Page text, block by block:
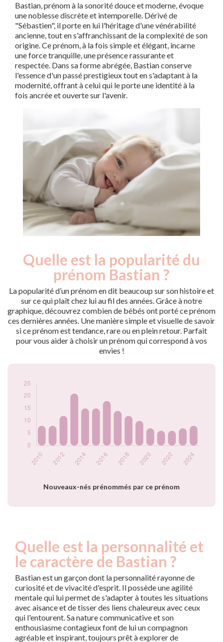
Bastian, prénom à la sonorité douce et moderne, évoque
une noblesse discrète et intemporelle. Dérivé de
"Sébastien", il porte en lui l'héritage d'une vénérabilité
ancienne, tout en s'affranchissant de la complexité de son
origine. Ce prénom, à la fois simple et élégant, incarne
une force tranquille, une présence rassurante et
respectée. Dans sa forme abrégée, Bastian conserve
l'essence d'un passé prestigieux tout en s'adaptant à la
modernité, offrant à celui qui le porte une identité à la
fois ancrée et ouverte sur l'avenir.
Quelle est la popularité du
prénom Bastian ?
La popularité d’un prénom en dit beaucoup sur son histoire et
sur ce qui plaît chez lui au fil des années. Grâce à notre
graphique, découvrez combien de bébés ont porté ce prénom
ces dernières années. Une manière simple et visuelle de savoir
si ce prénom est tendance, rare ou en plein retour. Parfait
pour vous aider à choisir un prénom qui correspond à vos
envies !
Nouveaux-nés prénommés par ce prénom
Popularité du
Année
Nouveaux-
nés
2010
8
2011
8
2012
12
2013
21
2014
15
2015
15
2019
2020
2021
2022
Quelle est la personnalité et
le caractère de Bastian ?
Bastian est un garçon dont la personnalité rayonne de
curiosité et de vivacité d'esprit. Il possède une agilité
mentale qui lui permet de s'adapter à toutes les situations
avec aisance et de tisser des liens chaleureux avec ceux
qui l'entourent. Sa nature communicative et son
enthousiasme contagieux font de lui un compagnon
agréable et inspirant, toujours prêt à explorer de